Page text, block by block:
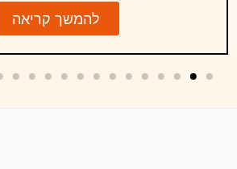
להמשך קריאה